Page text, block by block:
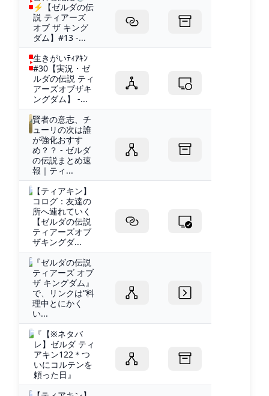
⚡【ゼルダの伝
説 ティアーズ
オブ ザ キング
ダム】#13 -...
生きがいﾃｨｱｷﾝ
#30【実況・ゼ
ルダの伝説 ティ
アーズオブザキ
ングダム】 -...
賢者の意志、チ
ューリの次は誰
が強化おすす
め？？ - ゼルダ
の伝説まとめ速
報｜ティ...
【ティアキン】
コログ：友達の
所へ連れていく
【ゼルダの伝説
ティアーズオブ
ザキングダ...
『ゼルダの伝説
ティアーズ オブ
ザ キングダム』
で、リンクは“料
理中とにかく
い...
『【※ネタバ
レ】ゼルダ ティ
アキン122＊つ
いにコルテンを
頼った日』